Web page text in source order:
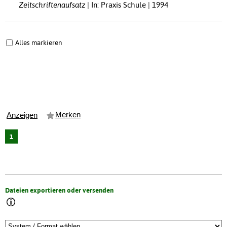
Zeitschriftenaufsatz
In: Praxis Schule | 1994
Alles markieren
Anzeigen Merken
1
Dateien exportieren oder versenden